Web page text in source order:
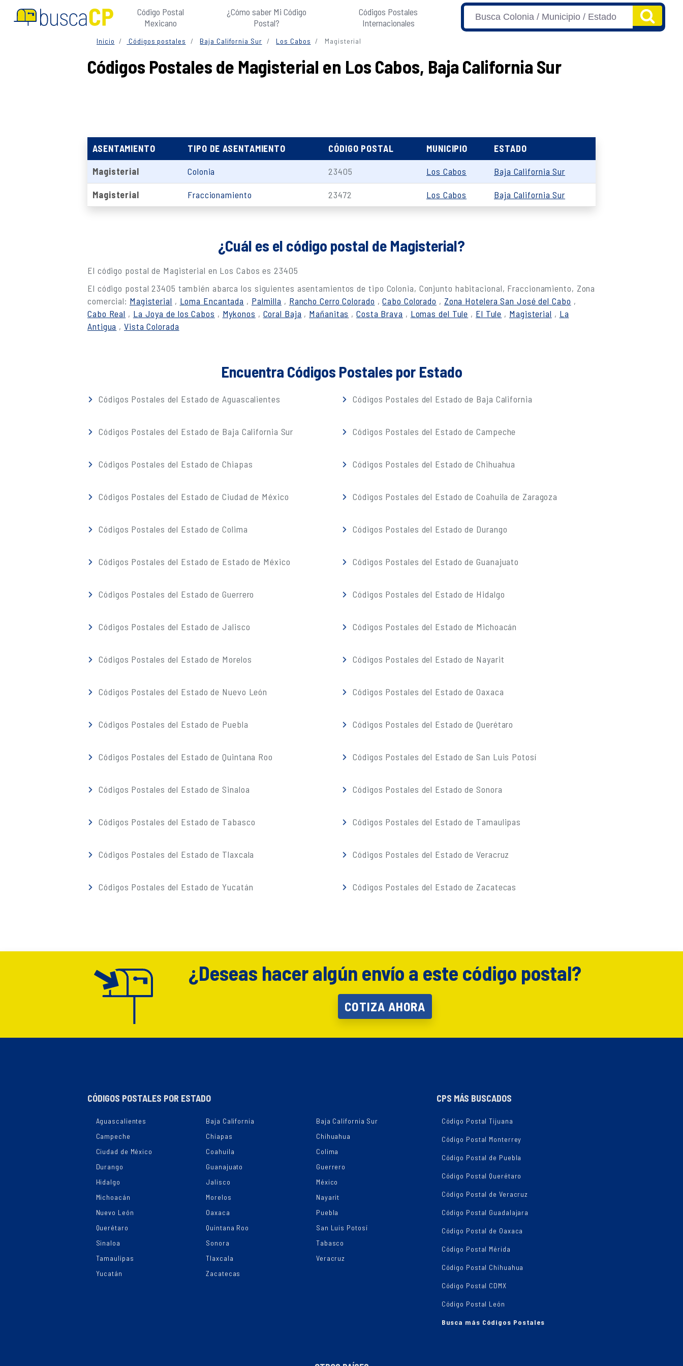
Código Postal
Mexicano
¿Cómo saber Mi Código
Postal?
Códigos Postales
Internacionales
Inicio Códigos postales Baja California Sur Los Cabos Magisterial
Códigos Postales de Magisterial en Los Cabos, Baja California Sur
ASENTAMIENTO TIPO DE ASENTAMIENTO CÓDIGO POSTAL MUNICIPIO ESTADO
Magisterial Colonia 23405 Los Cabos Baja California Sur
Magisterial Fraccionamiento 23472 Los Cabos Baja California Sur
¿Cuál es el código postal de Magisterial?
El código postal de Magisterial en Los Cabos es 23405
El código postal 23405 también abarca los siguientes asentamientos de tipo Colonia, Conjunto habitacional, Fraccionamiento, Zona
comercial: Magisterial , Loma Encantada , Palmilla , Rancho Cerro Colorado ,Cabo Colorado , Zona Hotelera San José del Cabo ,
Cabo Real , La Joya de los Cabos , Mykonos , Coral Baja , Mañanitas ,Costa Brava , Lomas del Tule , El Tule , Magisterial , La
Antigua ,Vista Colorada
Encuentra Códigos Postales por Estado
Códigos Postales del Estado de Aguascalientes Códigos Postales del Estado de Baja California
Códigos Postales del Estado de Baja California Sur Códigos Postales del Estado de Campeche
Códigos Postales del Estado de Chiapas Códigos Postales del Estado de Chihuahua
Códigos Postales del Estado de Ciudad de México Códigos Postales del Estado de Coahuila de Zaragoza
Códigos Postales del Estado de Colima Códigos Postales del Estado de Durango
Códigos Postales del Estado de Estado de México Códigos Postales del Estado de Guanajuato
Códigos Postales del Estado de Guerrero Códigos Postales del Estado de Hidalgo
Códigos Postales del Estado de Jalisco Códigos Postales del Estado de Michoacán
Códigos Postales del Estado de Morelos Códigos Postales del Estado de Nayarit
Códigos Postales del Estado de Nuevo León Códigos Postales del Estado de Oaxaca
Códigos Postales del Estado de Puebla Códigos Postales del Estado de Querétaro
Códigos Postales del Estado de Quintana Roo Códigos Postales del Estado de San Luis Potosí
Códigos Postales del Estado de Sinaloa Códigos Postales del Estado de Sonora
Códigos Postales del Estado de Tabasco Códigos Postales del Estado de Tamaulipas
Códigos Postales del Estado de Tlaxcala Códigos Postales del Estado de Veracruz
Códigos Postales del Estado de Yucatán Códigos Postales del Estado de Zacatecas
¿Deseas hacer algún envío a este código postal?
COTIZA AHORA
CÓDIGOS POSTALES POR ESTADO
Aguascalientes Baja California
Baja California Sur
Campeche
Chiapas
Chihuahua
Ciudad de México
Coahuila
Colima
Durango
Guanajuato
Guerrero
Hidalgo
Jalisco
México
Michoacán
Morelos
Nayarit
Nuevo León
Oaxaca
Puebla
Querétaro
Quintana Roo
San Luis Potosí
Sinaloa
Sonora
Tabasco
Tamaulipas
Tlaxcala
Veracruz
Yucatán
Zacatecas
CPS MÁS BUSCADOS
Código Postal Tijuana
Código Postal Monterrey
Código Postal de Puebla
Código Postal Querétaro
Código Postal de Veracruz
Código Postal Guadalajara
Código Postal de Oaxaca
Código Postal Mérida
Código Postal Chihuahua
Código Postal CDMX
Código Postal León
Busca más Códigos Postales